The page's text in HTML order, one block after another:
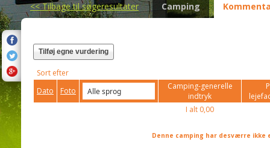
<<Tilbage til søgeresultater Camping
Tilføj egne vurdering
Sort efter
Dato
Foto
Camping-generelle
indtryk
I alt 0,00
Denne camping har desværre